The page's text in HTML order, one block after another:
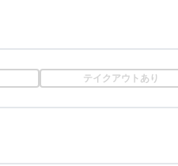
テイクアウトあり